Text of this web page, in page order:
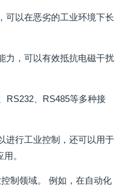
可以在恶劣的工业环境下长
力，可以有效抵抗电磁干扰
RS232、RS485等多种接
进行工业控制，还可以用于
。
制领域。 例如，在自动化